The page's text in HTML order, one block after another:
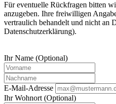
Für eventuelle Rückfragen bitten
anzugeben. Ihre freiwilligen
vertraulich behandelt und nicht an
Datenschutzerklärung).
Ihr Name (Optional)
E-Mail-Adresse
Ihr Wohnort (Optional)